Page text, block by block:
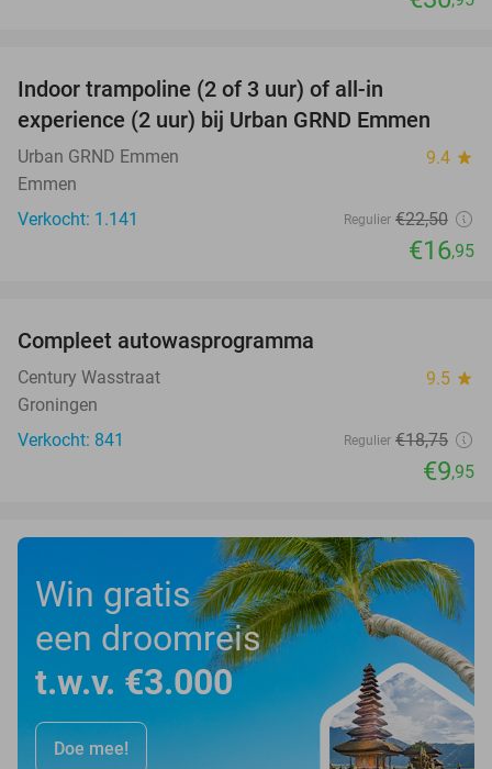
Indoor trampoline (2 of 3 uur) of all-in
experience (2 uur) bij Urban GRND Emmen
Urban GRND Emmen 9.4 star
Emmen
Verkocht: 1.141
Regulier €22,50
€16,95
Compleet autowasprogramma
Century Wasstraat 9.5 star
Groningen
Verkocht: 841
Regulier €18,75
€9,95
Win gratis
een droomreis
t.w.v. €3.000
Doe mee!